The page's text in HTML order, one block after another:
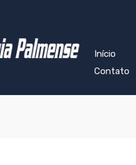
Início
Contato